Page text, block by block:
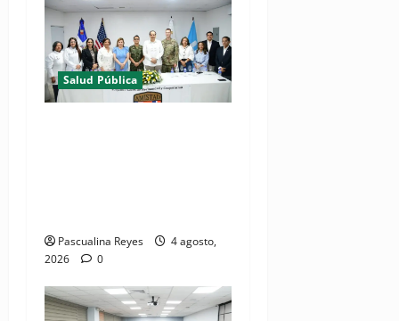
Salud Pública
Pascualina Reyes
4 agosto,
2026
0